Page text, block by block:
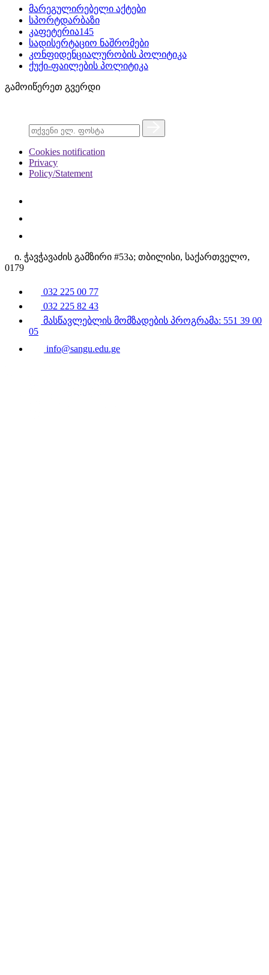
მარეგულირებელი აქტები
სპორტდარბაზი
კაფეტერია145
სადისერტაციო ნაშრომები
კონფიდენციალურობის პოლიტიკა
ქუქი-ფაილების პოლიტიკა
გამოიწერეთ გვერდი
Cookies notification
Privacy
Policy/Statement
ი. ჭავჭავაძის გამზირი #53ა; თბილისი, საქართველო,
0179
032 225 00 77
032 225 82 43
მასწავლებლის მომზადების პროგრამა: 551 39 00
05
info@sangu.edu.ge